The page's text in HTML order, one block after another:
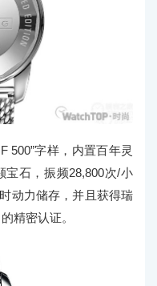
500”字样，内置百年灵
宝石，振频28,800次/小
动力储存，并且获得瑞
精密认证。